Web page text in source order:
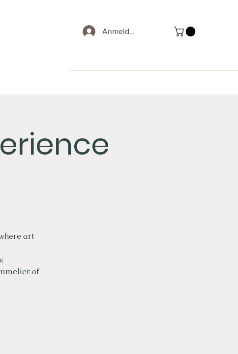
Anmelden
art
of